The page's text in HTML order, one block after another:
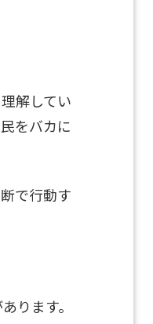
解してい
をバカに
で行動す
ります。